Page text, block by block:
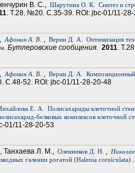
В. С., Шарутина О. К. Синтез и
. Т.28. №20. С.35-39. ROI: jbc-01/11-
Афонин А. В. , Верин Д. А.
Оптимизация
. Бутлеровские сообщения. 2011.
Афонин А. В. , Верин Д. А. Композиционный
С.48-52. ROI: jbc-01/11-28-20-48
Е. А.
Полисахариды клеточной
белковых комплексов клеточной
01/11-28-20-53
, Танхаева Л. М., Оленников Д. Н. ,
галении рогатой (Halenia corniculata)